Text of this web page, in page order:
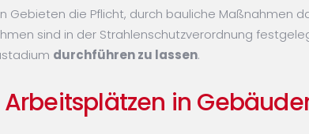
Gebieten die Pflicht, durch bauliche Maßnahmen
sind in der Strahlenschutzverordnung
durchführen zu lassen.
in